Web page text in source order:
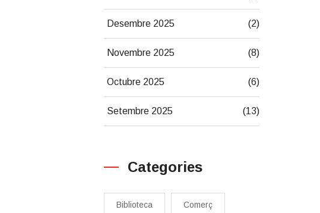
Desembre 2025 (2)
Novembre 2025 (8)
Octubre 2025 (6)
Setembre 2025 (13)
Categories
Biblioteca Comerç